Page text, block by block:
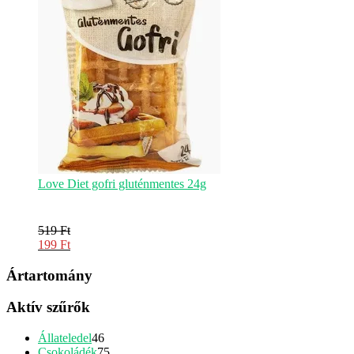
Love Diet gofri gluténmentes 24g
519Ft
Original
was:
199 Ft
price
199 Ft.
Ártartomány
Aktív szűrők
Állateledel4646
termék
75